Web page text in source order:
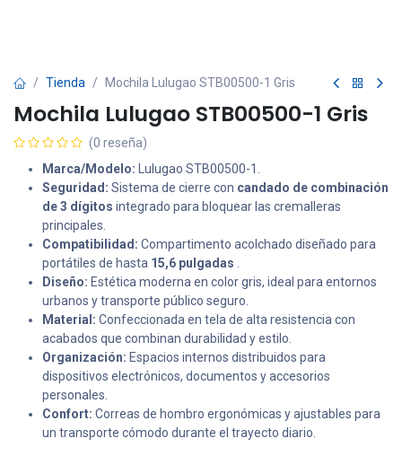
Tienda Mochila Lulugao STB00500-1 Gris
Mochila Lulugao STB00500-1 Gris
(0 reseña)
Marca/Modelo:
Lulugao STB00500-1.
Seguridad: Sistema de cierre con candado de combinación
de 3 dígitos integrado para bloquear las cremalleras
principales.
Compatibilidad: Compartimento acolchado diseñado para
portátiles de hasta 15,6 pulgadas
Diseño: Estética moderna en color gris, ideal para entornos
urbanos y transporte público seguro.
Material: Confeccionada en tela de alta resistencia con
acabados que combinan durabilidad y estilo.
Organización: Espacios internos distribuidos para
dispositivos electrónicos, documentos y accesorios
personales.
Confort: Correas de hombro ergonómicas y ajustables para
un transporte cómodo durante el trayecto diario.